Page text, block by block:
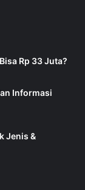
Rp 33 Juta?
Informasi
Jenis &